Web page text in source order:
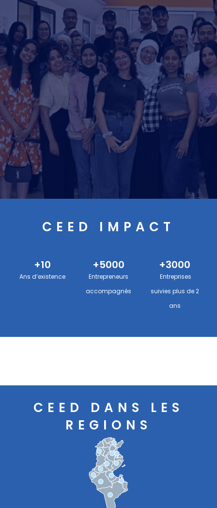
2024-2026
CEED IMPACT
+10
Ans d’existence
+5000
Entrepreneurs
accompagnés
+3000
Entreprises
suivies plus de 2
ans
CEED DANS LES
REGIONS